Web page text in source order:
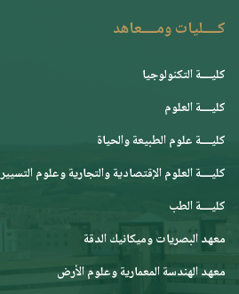
كــــليات ومــــعاهد
كليــــة التكنولوجيا
كليــــة العلوم
كليــــة علوم الطبيعة والحياة
كليــــة العلوم الإقتصادية والتجارية وعلوم التسيير
كليــــة الطب
معهد البصريات وميكانيك الدقة
معهد الهندسة المعمارية وعلوم الأرض